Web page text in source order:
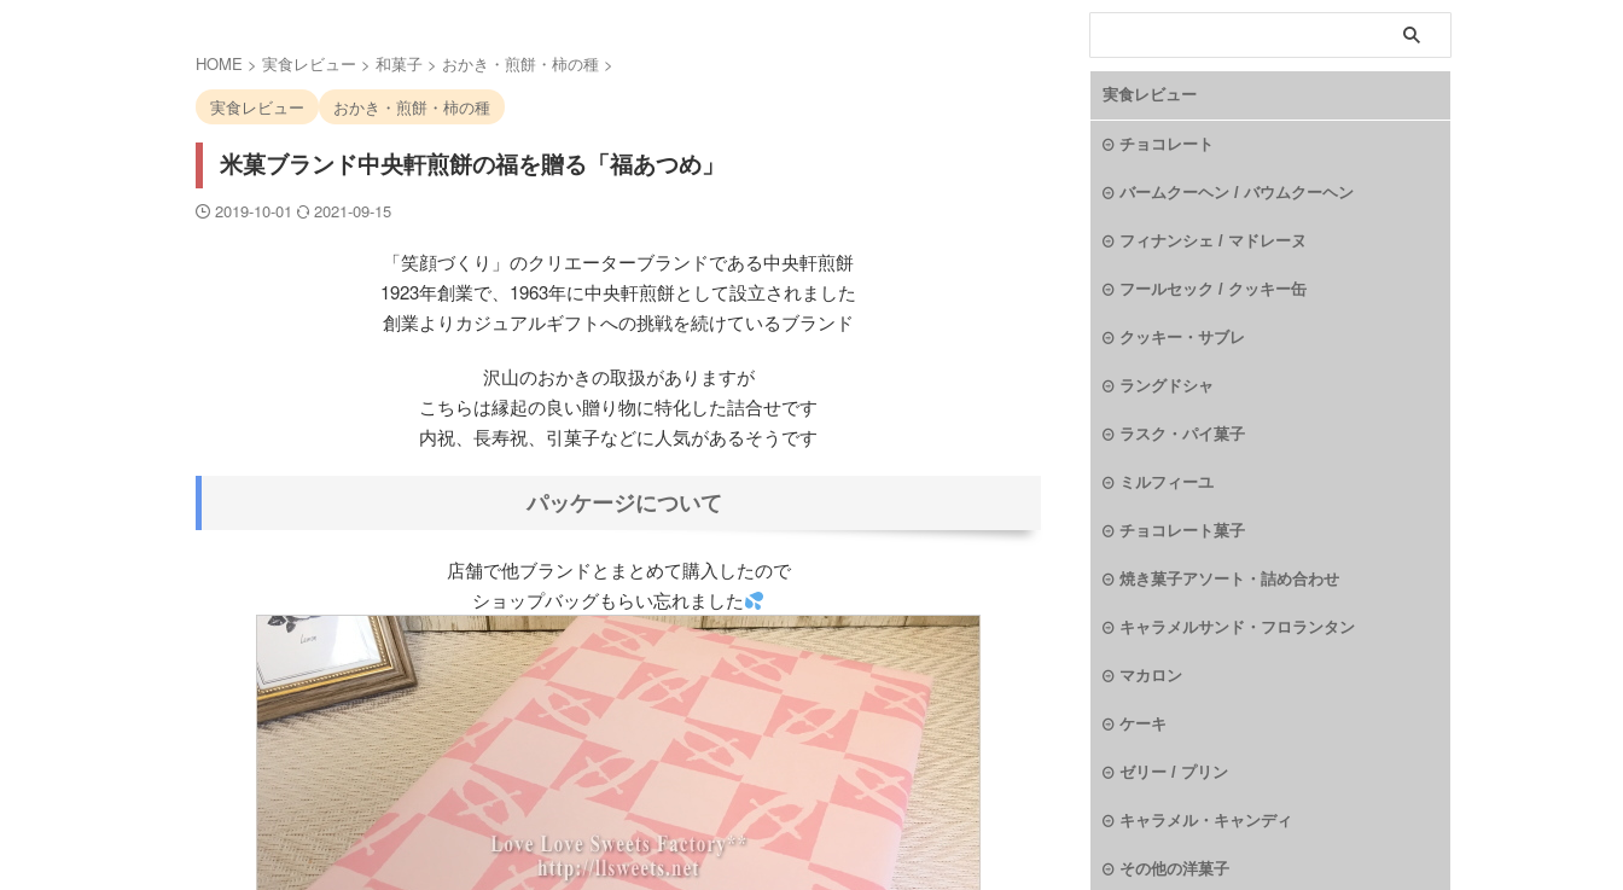
HOME > 実食レビュー > 和菓子 > おかき・煎餅・柿の種 >
実食レビュー
おかき・煎餅・柿の種
米菓ブランド中央軒煎餅の福を贈る「福あつめ」
2019-10-01 2021-09-15
「笑顔づくり」のクリエーターブランドである中央軒煎餅
1923年創業で、1963年に中央軒煎餅として設立されました
創業よりカジュアルギフトへの挑戦を続けているブランド
沢山のおかきの取扱がありますが
こちらは縁起の良い贈り物に特化した詰合せです
内祝、長寿祝、引菓子などに人気があるそうです
パッケージについて
店舗で他ブランドとまとめて購入したので
ショップバッグもらい忘れました
実食レビュー
チョコレート
バームクーヘン / バウムクーヘン
フィナンシェ / マドレーヌ
フールセック / クッキー缶
クッキー・サブレ
ラングドシャ
ラスク・パイ菓子
ミルフィーユ
チョコレート菓子
焼き菓子アソート・詰め合わせ
キャラメルサンド・フロランタン
マカロン
ケーキ
ゼリー / プリン
キャラメル・キャンディ
その他の洋菓子